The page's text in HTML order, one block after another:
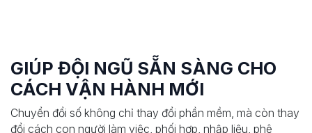
GIÚP ĐỘI NGŨ SẴN SÀNG CHO
CÁCH VẬN HÀNH MỚI
Chuyển đổi số không chỉ thay đổi phần mềm, mà còn thay
đổi cách con người làm việc, phối hợp, nhập liệu, phê